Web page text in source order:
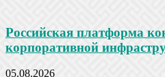
Российская платформа
корпоративной
05.08.2026